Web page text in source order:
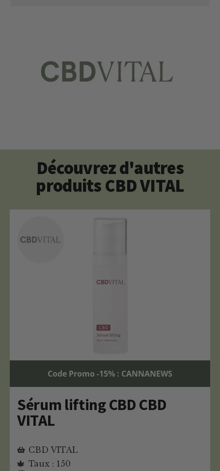
Découvrez d'autres
produits CBD VITAL
Code Promo -15% : CANNANEWS
Sérum lifting CBD CBD
VITAL
CBD VITAL
Taux : 150